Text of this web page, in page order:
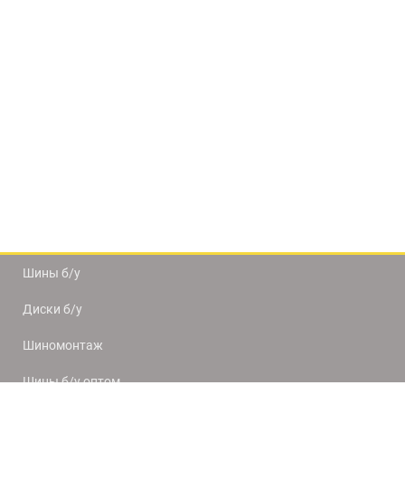
Шины б/у
Диски б/у
Шиномонтаж
Шины б/у оптом